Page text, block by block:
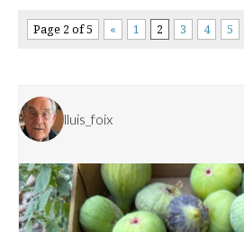
Page 2 of 5 « 1 2 3 4 5
lluis_foix